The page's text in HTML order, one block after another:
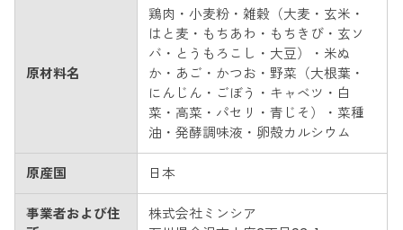
原材料名
鶏肉・小麦粉・雑穀（大麦・玄米・
はと麦・もちあわ・もちきび・玄ソ
バ・とうもろこし・大豆）・米ぬ
か・あご・かつお・野菜（大根葉・
にんじん・ごぼう・キャベツ・白
菜・高菜・パセリ・青じそ）・菜種
油・発酵調味液・卵殻カルシウム
原産国 日本
事業者および住
株式会社ミンシア